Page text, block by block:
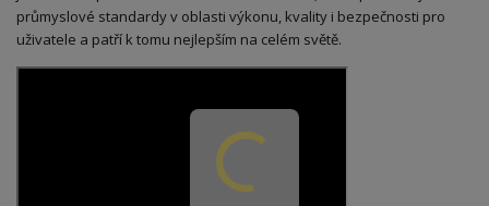
průmyslové standardy v oblasti výkonu, kvality i bezpečnosti pro
uživatele a patří k tomu nejlepším na celém světě.